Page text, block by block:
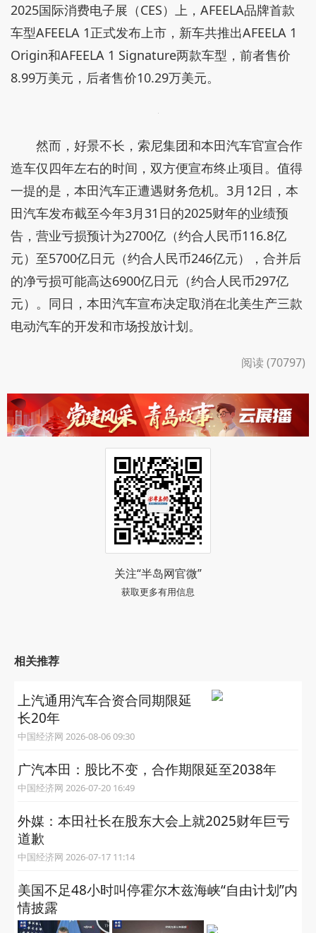
2025国际消费电子展（CES）上，AFEELA品牌首款
车型AFEELA 1正式发布上市，新车共推出AFEELA 1
Origin和AFEELA 1 Signature两款车型，前者售价
8.99万美元，后者售价10.29万美元。
然而，好景不长，索尼集团和本田汽车官宣合作
造车仅四年左右的时间，双方便宣布终止项目。值得
一提的是，本田汽车正遭遇财务危机。3月12日，本
田汽车发布截至今年3月31日的2025财年的业绩预
告，营业亏损预计为2700亿（约合人民币116.8亿
元）至5700亿日元（约合人民币246亿元），合并后
的净亏损可能高达6900亿日元（约合人民币297亿
元）。同日，本田汽车宣布决定取消在北美生产三款
电动汽车的开发和市场投放计划。
阅读 (70797)
关注“半岛网官微”
获取更多有用信息
相关推荐
上汽通用汽车合资合同期限延
长20年
中国经济网 2026-08-06 09:30
广汽本田：股比不变，合作期限延至2038年
中国经济网 2026-07-20 16:49
外媒：本田社长在股东大会上就2025财年巨亏
道歉
中国经济网 2026-07-17 11:14
美国不足48小时叫停霍尔木兹海峡“自由计划”内
情披露